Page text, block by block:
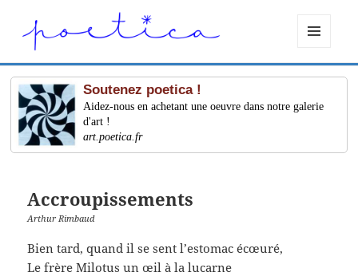
ET
WIDGETS
Soutenez poetica !
Aidez-nous en achetant une oeuvre dans notre galerie
d'art !
art.poetica.fr
Accroupissements
Arthur Rimbaud
Bien tard, quand il se sent l’estomac écœuré,
Le frère Milotus un œil à la lucarne